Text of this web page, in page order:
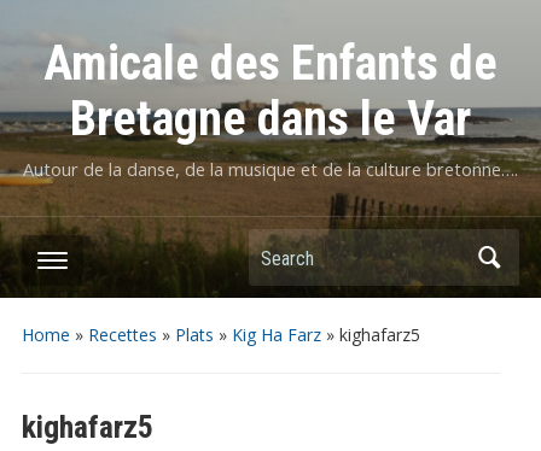
Amicale des Enfants de
Bretagne dans le Var
Autour de la danse, de la musique et de la culture bretonne….
Home » Recettes » Plats » Kig Ha Farz» kighafarz5
kighafarz5